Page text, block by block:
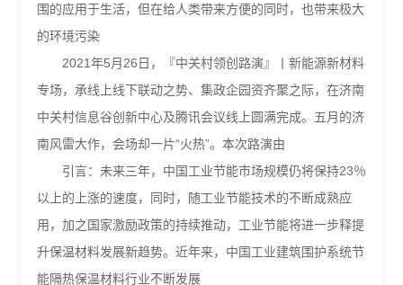
围的应用于生活，但在给人类带来方便的同时，也带来极大
的环境污染
2021年5月26日，『中关村领创路演』丨新能源新材料
专场，承线上线下联动之势、集政企园资齐聚之际，在济南
中关村信息谷创新中心及腾讯会议线上圆满完成。五月的济
南风雷大作，会场却一片“火热”。本次路演由
引言：未来三年，中国工业节能市场规模仍将保持23％
以上的上涨的速度，同时，随工业节能技术的不断成熟应
用，加之国家激励政策的持续推动，工业节能将进一步释提
升保温材料发展新趋势。近年来，中国工业建筑围护系统节
能隔热保温材料行业不断发展